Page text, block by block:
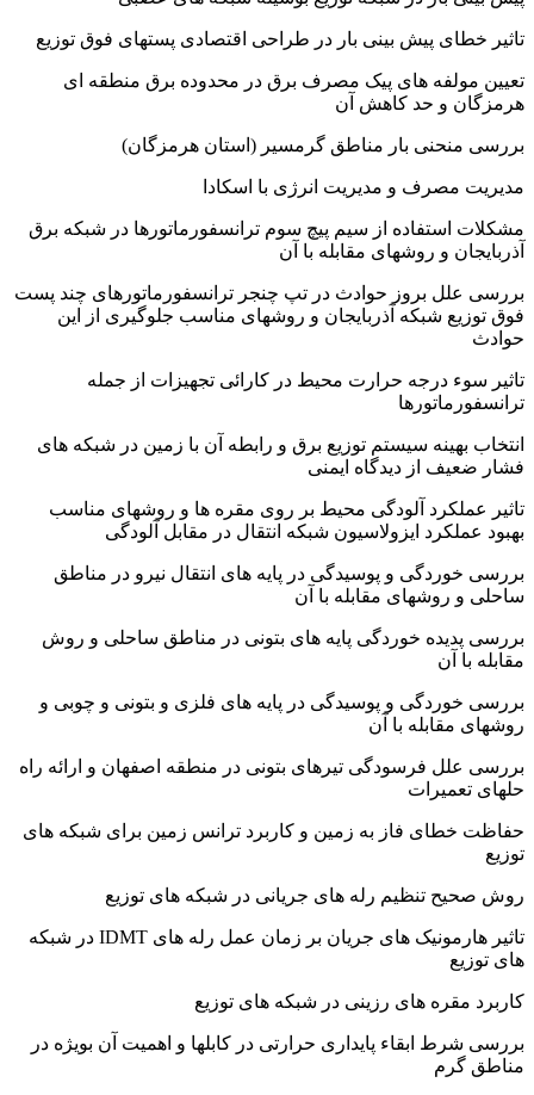
پیش بینی بار در طراحی اقتصادی پستهای فوق توزیع
های پیک مصرف برق در محدوده برق منطقه ای
و حد کاهش آن
بار مناطق گرمسیر (استان هرمزگان)
و مدیریت انرژی با اسکادا
از سیم پیچ سوم ترانسفورماتورها در شبکه برق
و روشهای مقابله با آن
بروز حوادث در تپ چنجر ترانسفورماتورهای چند پست
شبکه آذربایجان و روشهای مناسب جلوگیری از این
درجه حرارت محیط در کارائی تجهیزات از جمله
سیستم توزیع برق و رابطه آن با زمین در شبکه های
از دیدگاه ایمنی
آلودگی محیط بر روی مقره ها و روشهای مناسب
ایزولاسیون شبکه انتقال در مقابل آلودگی
و پوسیدگی در پایه های انتقال نیرو در مناطق
مقابله با آن
خوردگی پایه های بتونی در مناطق ساحلی و روش
آن
و پوسیدگی در پایه های فلزی و بتونی و چوبی و
با آن
فرسودگی تیرهای بتونی در منطقه اصفهان و ارائه راه
فاز به زمین و کاربرد ترانس زمین برای شبکه های
تنظیم رله های جریانی در شبکه های توزیع
تاثیر هارمونیک های جریان بر زمان عمل رله های IDMT در شبکه
های رزینی در شبکه های توزیع
ابقاء پایداری حرارتی در کابلها و اهمیت آن بویژه در